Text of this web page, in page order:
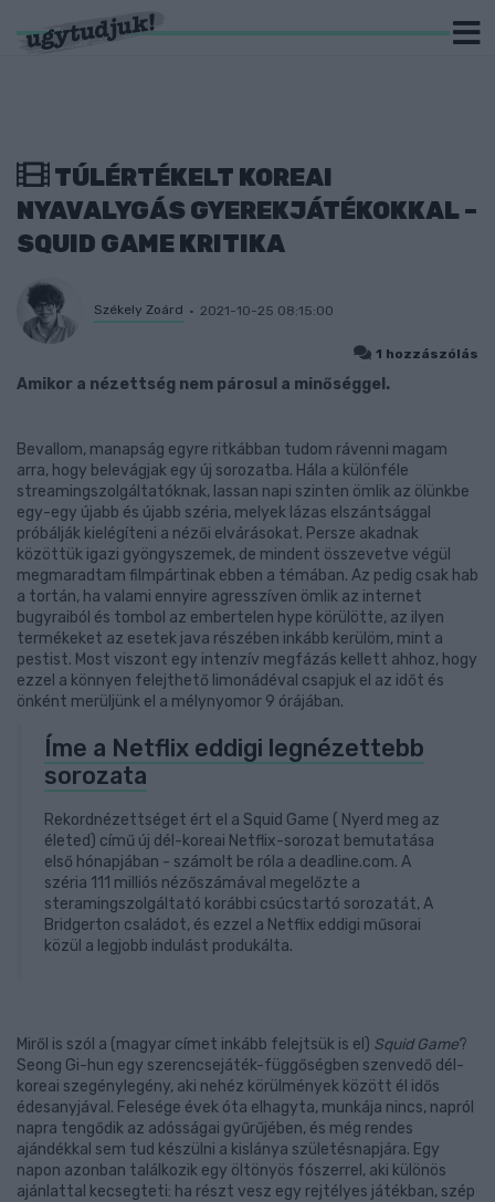
TÚLÉRTÉKELT KOREAI
NYAVALYGÁS GYEREKJÁTÉKOKKAL –
SQUID GAME KRITIKA
Székely Zoárd 2021-10-25 08:15:00
1 hozzászólás
Amikor a nézettség nem párosul a minőséggel.
Bevallom, manapság egyre ritkábban tudom rávenni magam
arra, hogy belevágjak egy új sorozatba. Hála a különféle
streamingszolgáltatóknak, lassan napi szinten ömlik az ölünkbe
egy-egy újabb és újabb széria, melyek lázas elszántsággal
próbálják kielégíteni a nézői elvárásokat. Persze akadnak
közöttük igazi gyöngyszemek, de mindent összevetve végül
megmaradtam filmpártinak ebben a témában. Az pedig csak hab
a tortán, ha valami ennyire agresszíven ömlik az internet
bugyraiból és tombol az embertelen hype körülötte, az ilyen
termékeket az esetek java részében inkább kerülöm, mint a
pestist. Most viszont egy intenzív megfázás kellett ahhoz, hogy
ezzel a könnyen felejthető limonádéval csapjuk el az időt és
önként merüljünk el a mélynyomor 9 órájában.
Íme a Netflix eddigi legnézettebb
sorozata
Rekordnézettséget ért el a Squid Game ( Nyerd meg az
életed) című új dél-koreai Netflix-sorozat bemutatása
első hónapjában - számolt be róla a deadline.com. A
széria 111 milliós nézőszámával megelőzte a
steramingszolgáltató korábbi csúcstartó sorozatát, A
Bridgerton családot, és ezzel a Netflix eddigi műsorai
közül a legjobb indulást produkálta.
Miről is szól a (magyar címet inkább felejtsük is el) Squid Game?
Seong Gi-hun egy szerencsejáték-függőségben szenvedő dél-
koreai szegénylegény, aki nehéz körülmények között él idős
édesanyjával. Felesége évek óta elhagyta, munkája nincs, napról
napra tengődik az adósságai gyűrűjében, és még rendes
ajándékkal sem tud készülni a kislánya születésnapjára. Egy
napon azonban találkozik egy öltönyös fószerrel, aki különös
ajánlattal kecsegteti: ha részt vesz egy rejtélyes játékban, szép